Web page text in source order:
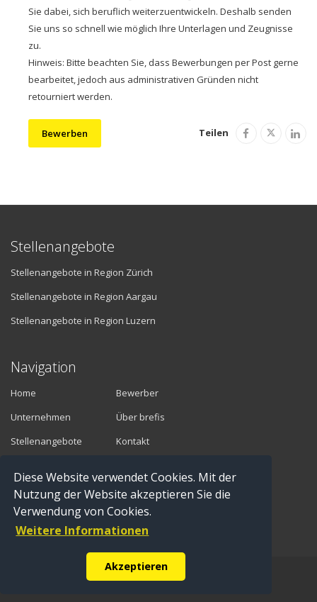
Diese Website verwendet Cookies. Mit der
Nutzung der Website akzeptieren Sie die
Verwendung von Cookies.
Weitere Informationen
Akzeptieren
Sie dabei, sich beruflich weiterzuentwickeln. Deshalb senden
Sie uns so schnell wie möglich Ihre Unterlagen und Zeugnisse
zu.
Hinweis: Bitte beachten Sie, dass Bewerbungen per Post gerne
bearbeitet, jedoch aus administrativen Gründen nicht
retourniert werden.
Bewerben Teilen
Stellenangebote
Stellenangebote in Region Zürich
Stellenangebote in Region Aargau
Stellenangebote in Region Luzern
Navigation
Home
Unternehmen
Stellenangebote
Bewerber
Über brefis
Kontakt
Vermittler
Anmelden
Registrieren
© Copyright 2016 brefis personal ag - 6300 Zug |